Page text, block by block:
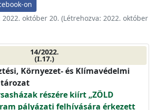
on
2022. október 20. (Létrehozva: 2022. október
14/2022.
(I.17.)
Környezet- és Klímavédelmi
részére kiírt „ZÖLD
pályázati felhívására érkezett